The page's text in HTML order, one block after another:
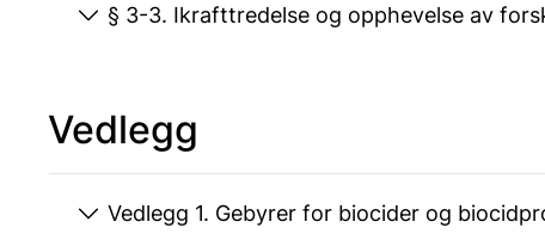
§ 3-3. Ikrafttredelse og opphevelse av
Vedlegg
Vedlegg 1. Gebyrer for biocider og